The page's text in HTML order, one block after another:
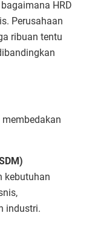
HRD
Perusahaan
ribuan tentu
kebutuhan
industri.